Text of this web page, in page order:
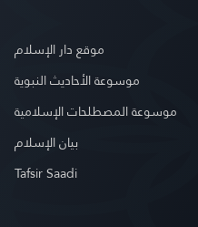
موقع دار الإسلام
موسوعة الأحاديث النبوية
موسوعة المصطلحات الإسلامية
بيان الإسلام
Tafsir Saadi